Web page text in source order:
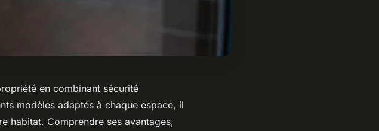
en combinant sécurité
modèles adaptés à chaque espace, il
habitat. Comprendre ses avantages,